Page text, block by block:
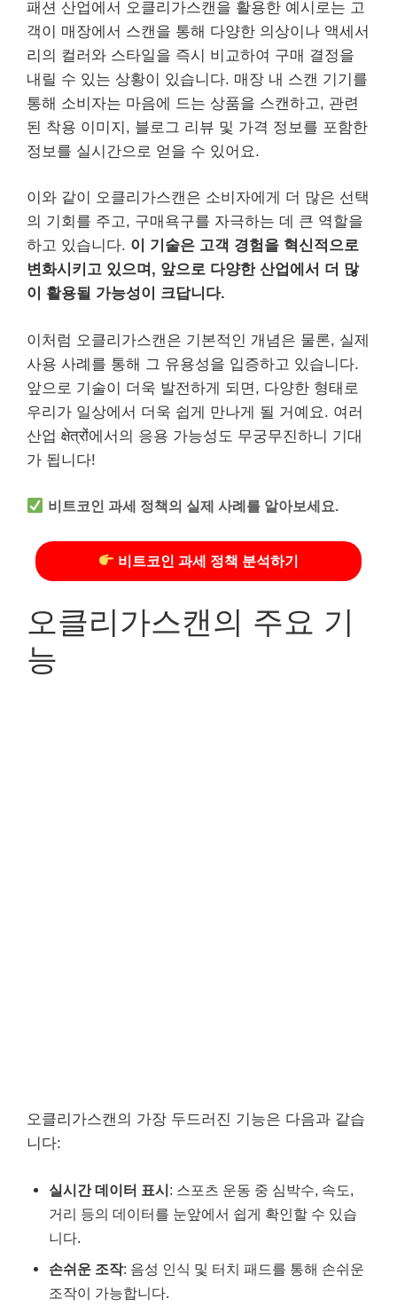
패션 산업에서 오클리가스캔을 활용한 예시로는 고
객이 매장에서 스캔을 통해 다양한 의상이나 액세서
리의 컬러와 스타일을 즉시 비교하여 구매 결정을
내릴 수 있는 상황이 있습니다. 매장 내 스캔 기기를
통해 소비자는 마음에 드는 상품을 스캔하고, 관련
된 착용 이미지, 블로그 리뷰 및 가격 정보를 포함한
정보를 실시간으로 얻을 수 있어요.
이와 같이 오클리가스캔은 소비자에게 더 많은 선택
의 기회를 주고, 구매욕구를 자극하는 데 큰 역할을
하고 있습니다. 이 기술은 고객 경험을 혁신적으로
변화시키고 있으며, 앞으로 다양한 산업에서 더 많
이 활용될 가능성이 크답니다.
이처럼 오클리가스캔은 기본적인 개념은 물론, 실제
사용 사례를 통해 그 유용성을 입증하고 있습니다.
앞으로 기술이 더욱 발전하게 되면, 다양한 형태로
우리가 일상에서 더욱 쉽게 만나게 될 거예요. 여러
산업 क्षेत्रों에서의 응용 가능성도 무궁무진하니 기대
가 됩니다!
비트코인 과세 정책의 실제 사례를 알아보세요.
비트코인 과세 정책 분석하기
오클리가스캔의 주요 기
능
오클리가스캔의 가장 두드러진 기능은 다음과 같습
니다:
실시간 데이터 표시: 스포츠 운동 중 심박수, 속도,
거리 등의 데이터를 눈앞에서 쉽게 확인할 수 있습
니다.
손쉬운 조작: 음성 인식 및 터치 패드를 통해 손쉬운
조작이 가능합니다.